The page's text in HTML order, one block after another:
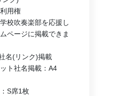
用権
校吹奏楽部を応援し
ページに掲載できま
名(リンク)掲載
ト社名掲載：A4
S席1枚